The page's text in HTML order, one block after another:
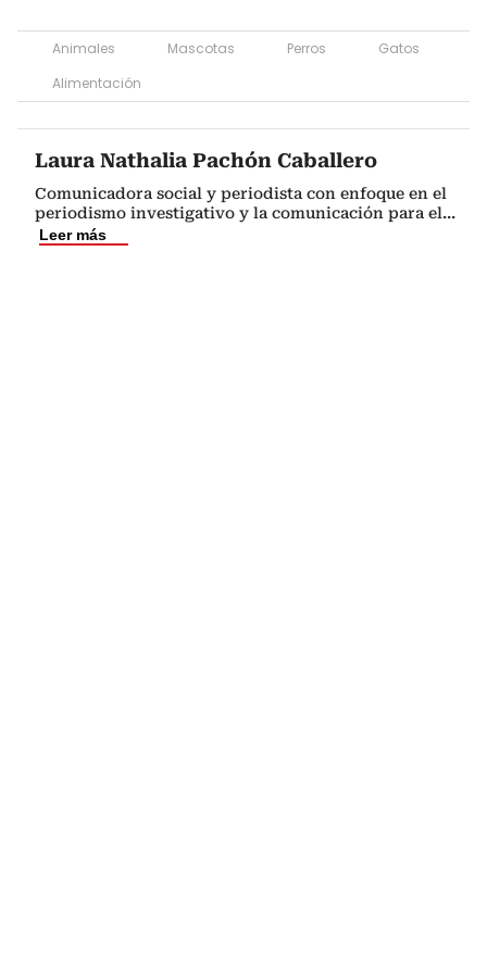
Animales Mascotas Perros
Gatos
Alimentación
Laura Nathalia Pachón Caballero
Comunicadora social y periodista con enfoque en el
periodismo investigativo y la comunicación para el...
Leer más